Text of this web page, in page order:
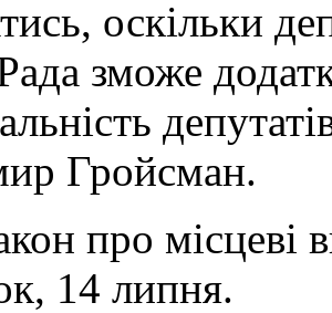
оскільки
зможе
Гройсман.
про місцеві
14 липня.